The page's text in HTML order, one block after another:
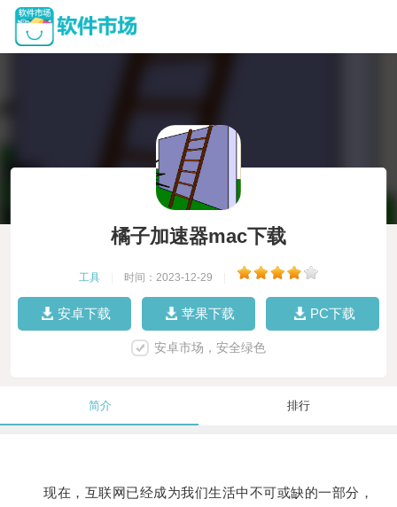
橘子加速器mac下载
工具 时间：2023-12-29
安卓下载 苹果下载 PC下载
安卓市场，安全绿色
简介 排行
现在，互联网已经成为我们生活中不可或缺的一部分，